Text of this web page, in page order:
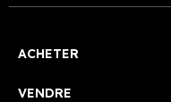
ACHETER
VENDRE